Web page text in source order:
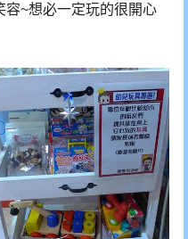
容~想必一定玩的很開心